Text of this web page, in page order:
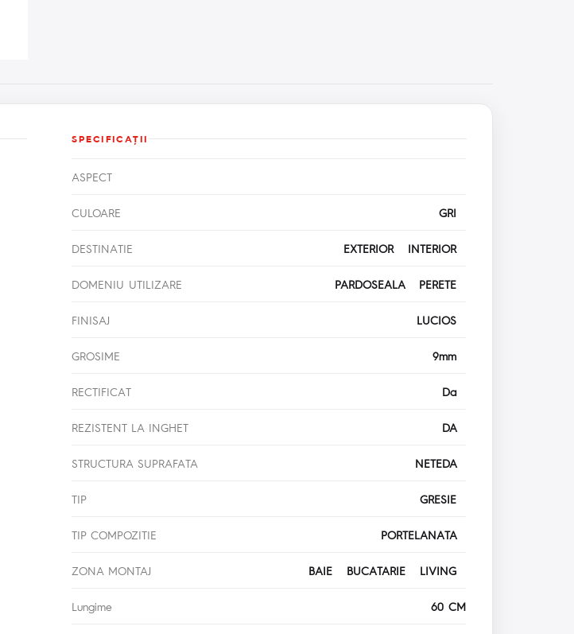
SPECIFICAŢII
ASPECT
CULOARE GRI
DESTINATIE EXTERIOR INTERIOR
DOMENIU UTILIZARE PARDOSEALA PERETE
FINISAJ LUCIOS
GROSIME 9mm
RECTIFICAT Da
REZISTENT LA INGHET DA
STRUCTURA SUPRAFATA NETEDA
TIP GRESIE
TIP COMPOZITIE PORTELANATA
ZONA MONTAJ BAIE BUCATARIE LIVING
Lungime 60 CM